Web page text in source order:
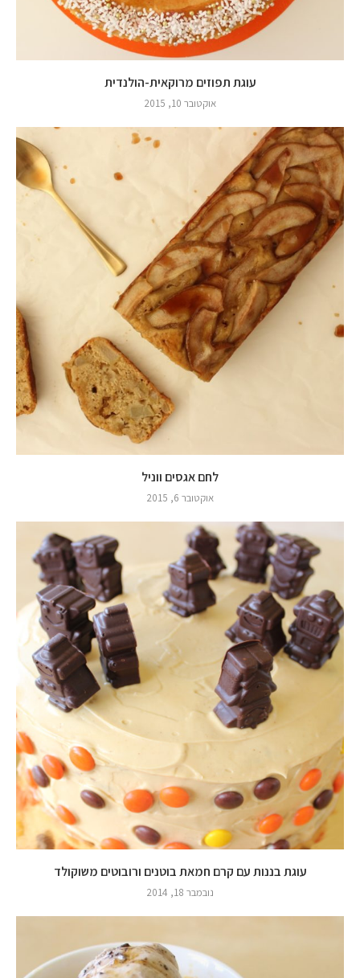
עוגת תפוזים מרוקאית-הולנדית
אוקטובר 10, 2015
לחם אגסים ווניל
אוקטובר 6, 2015
עוגת בננות עם קרם חמאת בוטנים ורובוטים משוקולד
נובמבר 18, 2014